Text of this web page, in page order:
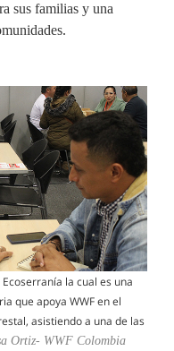
sus familias y una
la cual es una
que apoya WWF en el
asistiendo a una de las
Ortiz- WWF Colombia